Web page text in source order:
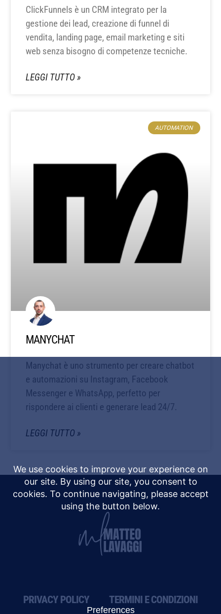
ClickFunnels è un CRM integrato per la
gestione dei lead, creazione di funnel di
vendita, landing page, email marketing e siti
web senza bisogno di competenze tecniche.
LEGGI TUTTO »
AUTOMATION
MANYCHAT
Manychat è uno strumento per creare chatbot
e automazioni su Instagram, Facebook
Messenger e WhatsApp, perfetto per
rispondere ai clienti e generare lead 24/7.
LEGGI TUTTO »
PRIVACY POLICY TERMINI E CONDIZIONI